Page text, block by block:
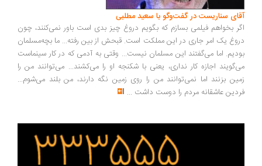
سناریست در گفت‌وگو با سعید مطلبی
بخواهم فیلمی بسازم که بگویم دروغ چیز بدی است باور نمی‌کنند، چون
یک امر جاری در این مملکت است. قبحش از بین رفته... ما بچه‌مسلمان
اما می‌گفتند این مسلمان نیست... وقتی به آدمی که در کار سینماست
اجازه کار نداری، یعنی با شکنجه او را می‌کشند... می‌توانند من را
بزنند اما نمی‌توانند من را روی زمین نگه دارند، من بلند می‌شوم...
عاشقانه مردم را دوست داشت ...